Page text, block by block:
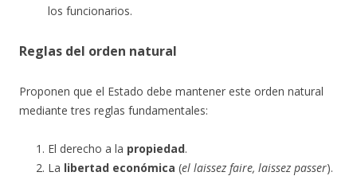
los funcionarios.
Reglas del orden natural
Proponen que el Estado debe mantener este orden natural
mediante tres reglas fundamentales:
El derecho a la propiedad.
La libertad económica (el laissez faire, laissez passer).